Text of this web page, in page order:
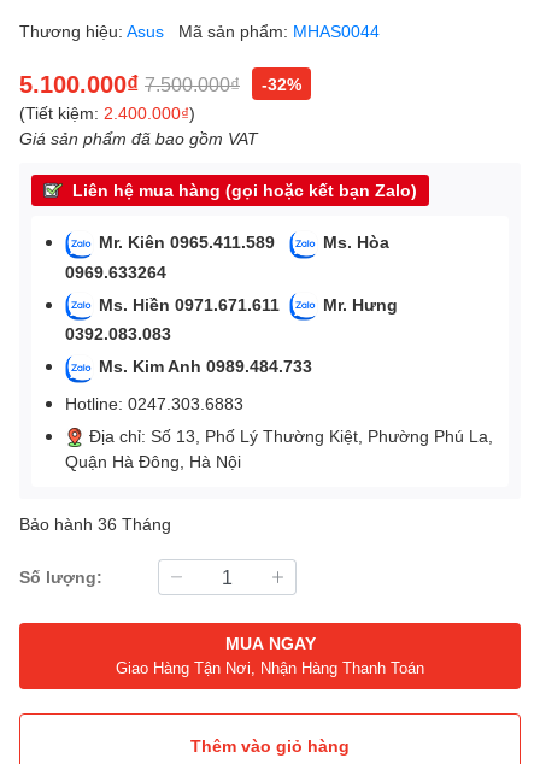
Thương hiệu: Asus Mã sản phẩm: MHAS0044
5.100.000₫ 7.500.000₫
-32%
(Tiết kiệm: 2.400.000₫)
Giá sản phẩm đã bao gồm VAT
Liên hệ mua hàng (gọi hoặc kết bạn Zalo)
Mr. Kiên 0965.411.589
Ms. Hòa
0969.633264
Ms. Hiền 0971.671.611
Mr. Hưng
0392.083.083
Ms. Kim Anh 0989.484.733
Hotline: 0247.303.6883
Địa chỉ: Số 13, Phố Lý Thường Kiệt, Phường Phú La,
Quận Hà Đông, Hà Nội
Bảo hành 36 Tháng
Số lượng:
MUA NGAY
Giao Hàng Tận Nơi, Nhận Hàng Thanh Toán
Thêm vào giỏ hàng